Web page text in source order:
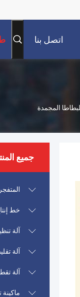
اتصل بنا
جميع
خط
آلة
آلة
آلة